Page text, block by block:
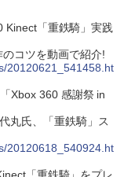
Kinect「重鉄騎」実践
コツを動画で紹介!
20120621_541458.ht
Xbox 360 感謝祭 in
丸氏、「重鉄騎」ス
20120618_540924.ht